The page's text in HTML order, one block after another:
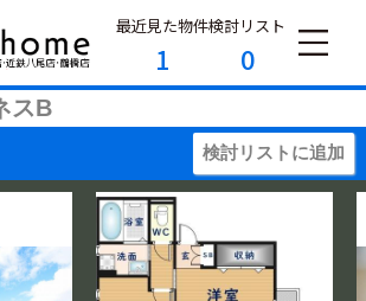
最近見た物件
1
検討リスト
0
スB
検討リストに追加